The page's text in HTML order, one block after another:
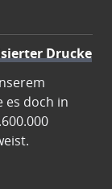
Drucke
es doch in